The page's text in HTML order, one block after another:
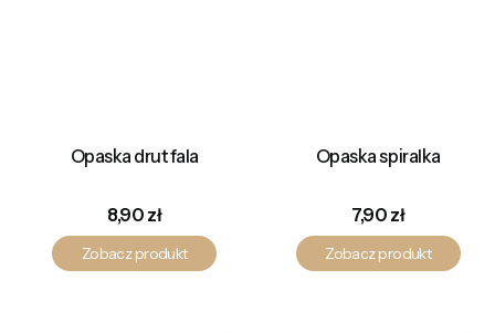
Opaska drut fala
Cena
8,90 zł
Zobacz produkt
Opaska spiralka
Cena
7,90 zł
Zobacz produkt